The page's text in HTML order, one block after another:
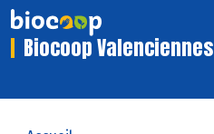
Biocoop Valenciennes